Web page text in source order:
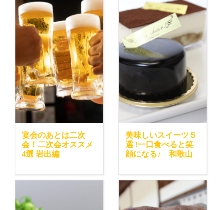
宴会のあとは二次
会！二次会オススメ
4選 岩出編
美味しいスイーツ５
選 !一口食べると笑
顔になる♪ 和歌山